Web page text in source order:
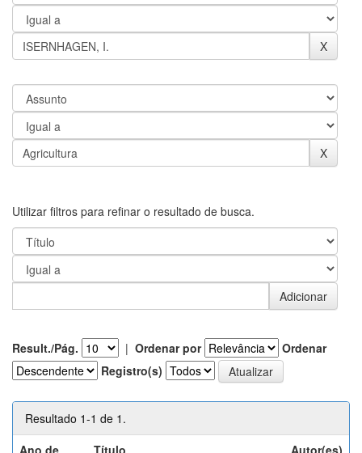
Utilizar filtros para refinar o resultado de busca.
Result./Pág. | Ordenar por
Ordenar
Registro(s)
Resultado 1-1 de 1.
Ano de
Título Autor(es)